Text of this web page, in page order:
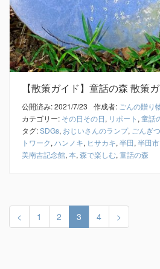
【散策ガイド】童話の森 散策
公開済み: 2021/7/23 作成者: ごんの贈り
カテゴリー: その日その日, リポート , 童話
タグ:SDGs, おじいさんのランプ, ごんぎ
トワーク, ハンノキ, ヒサカキ, 半田, 半田市
美南吉記念館, 本, 森で楽しむ, 童話の森
< 1 2 3 4 >